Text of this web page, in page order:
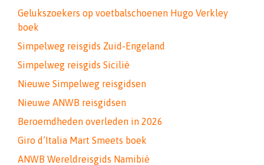
Gelukszoekers op voetbalschoenen Hugo Verkley
boek
Simpelweg reisgids Zuid-Engeland
Simpelweg reisgids Sicilië
Nieuwe Simpelweg reisgidsen
Nieuwe ANWB reisgidsen
Beroemdheden overleden in 2026
Giro d’Italia Mart Smeets boek
ANWB Wereldreisgids Namibië